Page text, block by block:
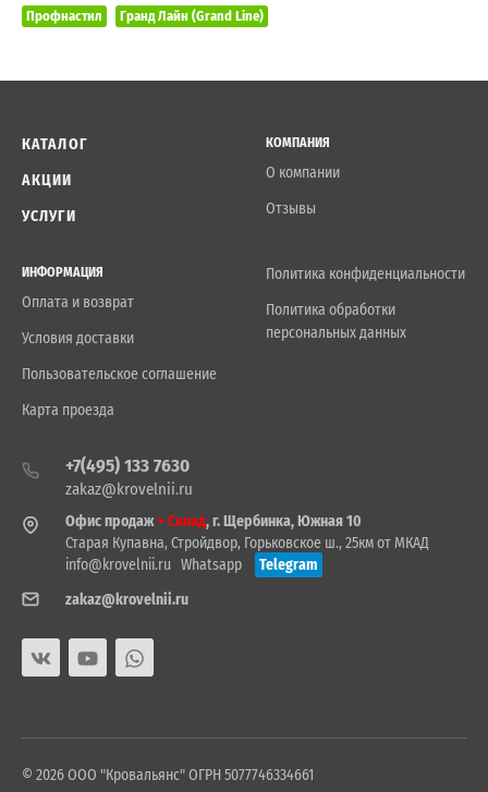
Профнастил Гранд Лайн (Grand Line)
КАТАЛОГ
АКЦИИ
УСЛУГИ
КОМПАНИЯ
О компании
Отзывы
ИНФОРМАЦИЯ
Оплата и возврат
Условия доставки
Пользовательское соглашение
Карта проезда
Политика конфиденциальности
Политика обработки
персональных данных
+7(495) 133 7630
zakaz@krovelnii.ru
Офис продаж+ Склад, г. Щербинка, Южная 10
Старая Купавна, Стройдвор, Горьковское ш., 25км от МКАД
info@krovelnii.ru Whatsapp
Telegram
zakaz@krovelnii.ru
© 2026 ООО "Кровальянс" ОГРН 5077746334661